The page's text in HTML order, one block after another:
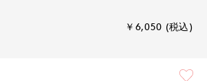
￥6,050 (税込)